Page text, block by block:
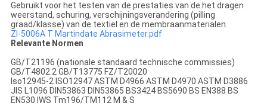
Gebruikt voor het testen van de prestaties van de het dragen
weerstand, schuring, verschijningsverandering (pilling
graad/klasse) van de textiel en de membraanmaterialen.
Zl-5006A T Martindate Abrasimeter.pdf
Relevante Normen
GB/T21196 (nationale standaard technische commissies)
GB/T4802.2 GB/T13775 FZ/T20020
Iso12945-2 ISO12947 ASTM D4966 ASTM D4970 ASTM D3886
JIS L1096 DIN53863 DIN53865 BS3424 BS5690 BS EN388 BS
EN530 IWS Tm196/TM112 M & S